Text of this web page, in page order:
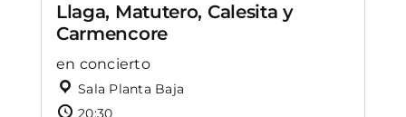
Llaga, Matutero, Calesita y
Carmencore
en concierto
Sala Planta Baja
20:30